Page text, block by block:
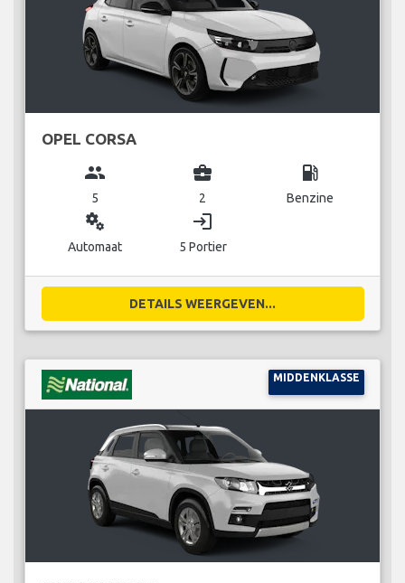
OPEL CORSA
group
5
business_center
2
local_gas_station
Benzine
miscellaneous_services
Automaat
login
5 Portier
DETAILS WEERGEVEN...
MIDDENKLASSE